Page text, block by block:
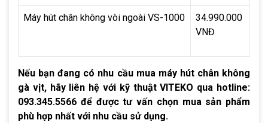
Máy hút chân không vòi ngoài VS-1000
34.990.000
VNĐ
Nếu bạn đang có nhu cầu mua máy hút chân không
gà vịt, hãy liên hệ với kỹ thuật VITEKO qua hotline:
093.345.5566 để được tư vấn chọn mua sản phẩm
phù hợp nhất với nhu cầu sử dụng.